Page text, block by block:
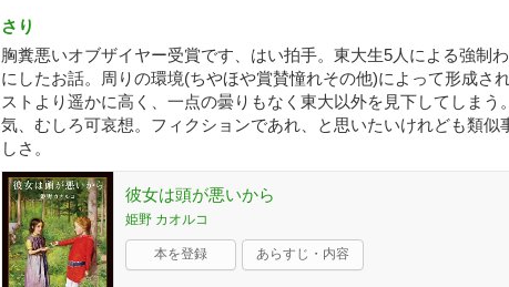
さり
胸糞悪いオブザイヤー受賞です、はい拍手。東大生5人による強制
にしたお話。周りの環境(ちやほや賞賛憧れその他)によって形成さ
ストより遥かに高く、一点の曇りもなく東大以外を見下してしまう
気、むしろ可哀想。フィクションであれ、と思いたいけれども類似
しさ。
彼女は頭が悪いから
姫野 カオルコ
本を登録 あらすじ・内容